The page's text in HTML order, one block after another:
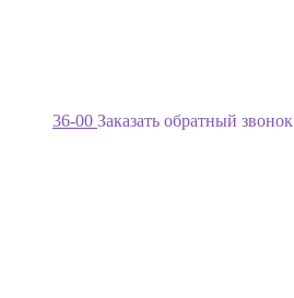
36-00 Заказать обратный звонок